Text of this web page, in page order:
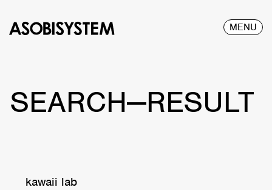
MENU
SEARCH—RESULT
kawaii lab